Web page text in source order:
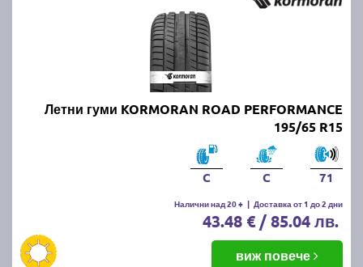
Летни гуми KORMORAN ROAD PERFORMANCE
195/65 R15
C C 71
Налични над 20 + | Доставка от 1 до 2 дни
43.48 € / 85.04 лв.
виж повече